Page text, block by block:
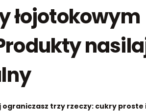
łojotokowym
trzy rzeczy: cukry